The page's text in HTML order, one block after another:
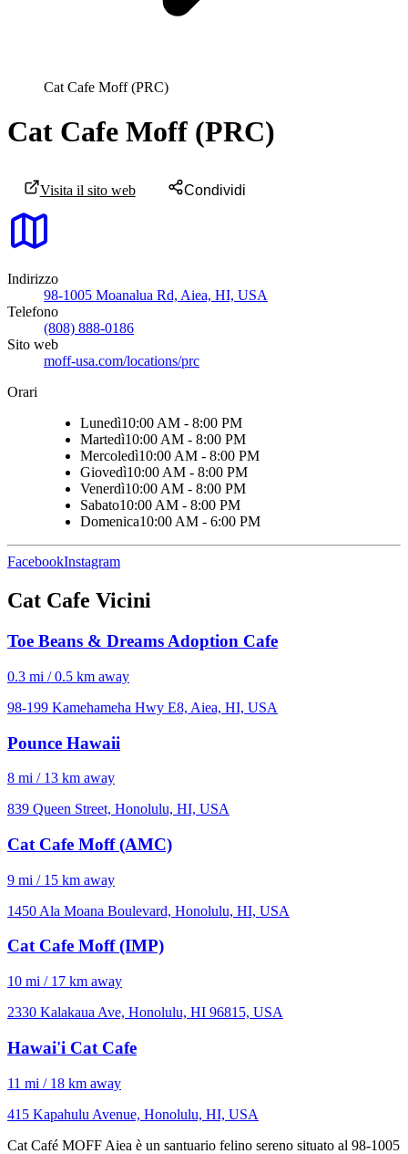
Cat Cafe Moff (PRC)
Cat Cafe Moff (PRC)
Visita il sito web Condividi
Indirizzo
98-1005 Moanalua Rd, Aiea, HI, USA
Telefono
(808) 888-0186
Sito web
moff-usa.com/locations/prc
Orari
Lunedì10:00 AM - 8:00 PM
Martedì10:00 AM - 8:00 PM
Mercoledì10:00 AM - 8:00 PM
Giovedì10:00 AM - 8:00 PM
Venerdì10:00 AM - 8:00 PM
Sabato10:00 AM - 8:00 PM
Domenica10:00 AM - 6:00 PM
FacebookInstagram
Cat Cafe Vicini
Toe Beans & Dreams Adoption Cafe
0.3 mi / 0.5 km away
98-199 Kamehameha Hwy E8, Aiea, HI, USA
Pounce Hawaii
8 mi / 13 km away
839 Queen Street, Honolulu, HI, USA
Cat Cafe Moff (AMC)
9 mi / 15 km away
1450 Ala Moana Boulevard, Honolulu, HI, USA
Cat Cafe Moff (IMP)
10 mi / 17 km away
2330 Kalakaua Ave, Honolulu, HI 96815, USA
Hawai'i Cat Cafe
11 mi / 18 km away
415 Kapahulu Avenue, Honolulu, HI, USA
Cat Café MOFF Aiea è un santuario felino sereno situato al 98-1005